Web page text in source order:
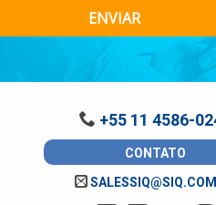
ENVIAR
+55 11 4586-
CONTATO